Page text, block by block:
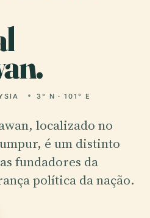
3° N · 101° E
localizado no
é um distinto
fundadores da
política da nação.